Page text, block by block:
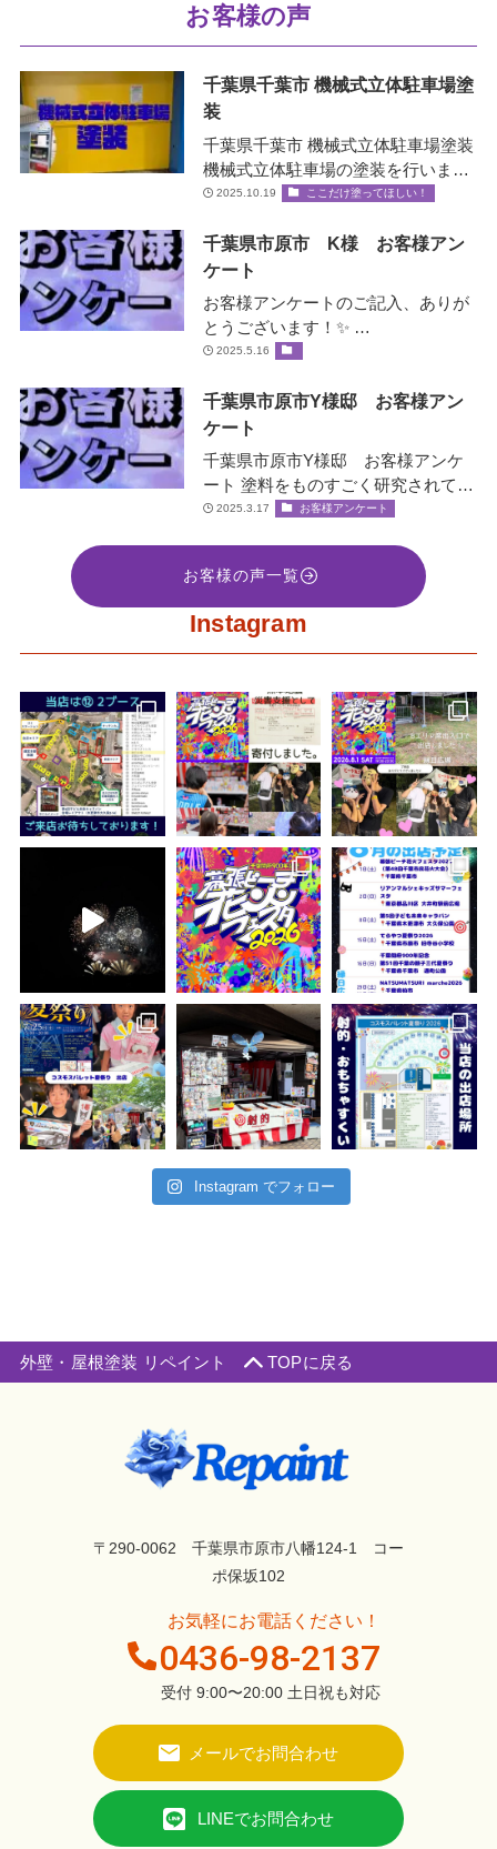
お客様の声
千葉県千葉市 機械式立体駐車場塗
装
千葉県千葉市 機械式立体駐車場塗装
機械式立体駐車場の塗装を行いまし
た！✨ 機械式立体駐車場とは？ エレ
2025.10.19 ここだけ塗ってほしい！
千葉県市原市 K様 お客様アン
ケート
お客様アンケートのご記入、ありが
とうございます！✨ …
2025.5.16
千葉県市原市Y様邸 お客様アン
ケート
千葉県市原市Y様邸 お客様アンケ
ート 塗料をものすごく研究されてい
て、お客様の大事な家を守ると言う
2025.3.17 お客様アンケート
お客様の声一覧
Instagram
Instagram でフォロー
外壁・屋根塗装 リペイント TOPに戻る
〒290-0062 千葉県市原市八幡124-1 コー
ポ保坂102
お気軽にお電話ください！
0436-98-2137
受付 9:00〜20:00 土日祝も対応
メールでお問合わせ
LINEでお問合わせ